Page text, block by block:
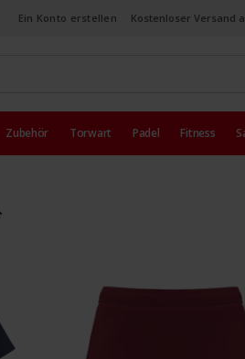
Ein Konto erstellen Kostenloser Versand
Zubehör Torwart Padel Fitness